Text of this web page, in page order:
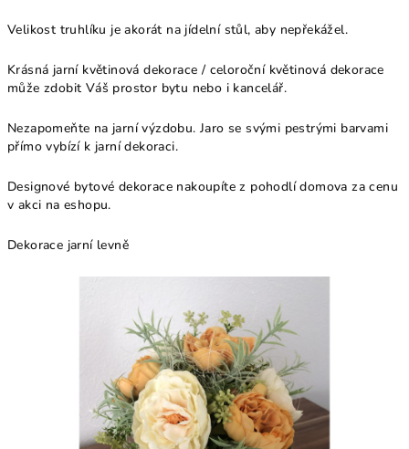
Velikost truhlíku je akorát na jídelní stůl, aby nepřekážel.
Krásná jarní květinová dekorace / celoroční květinová dekorace
může zdobit Váš prostor bytu nebo i kancelář.
Nezapomeňte na jarní výzdobu. Jaro se svými pestrými barvami
přímo vybízí k jarní dekoraci.
Designové bytové dekorace nakoupíte z pohodlí domova za cenu
v akci na eshopu.
Dekorace jarní levně